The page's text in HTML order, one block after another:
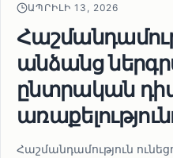
ԱՊՐԻԼԻ 13, 2026
անձանց
ընտրական
Հաշմանդամություն